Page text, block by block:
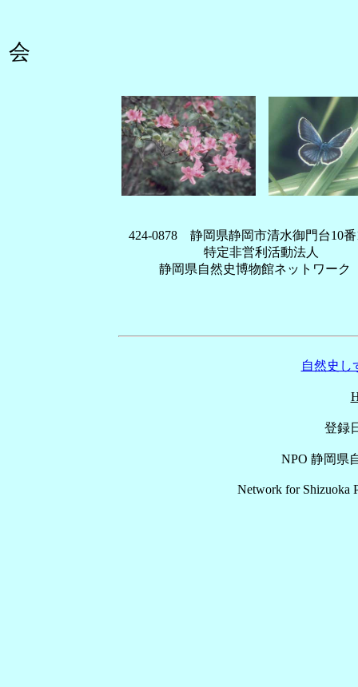
424-0878 静岡県静岡市清水御門台10番
特定非営利活動法人
静岡県自然史博物館ネットワーク
自然史し
登録
NPO 静岡県
Network for Shizuoka